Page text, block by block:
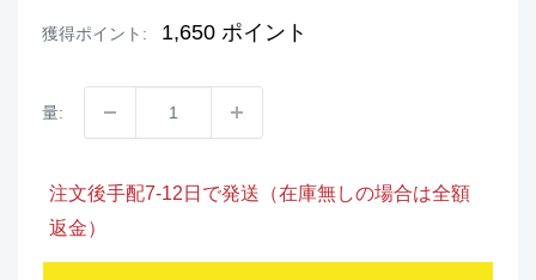
獲得ポイント: 1,650 ポイント
量:
注文後手配7-12日で発送（在庫無しの場合は全額
返金）